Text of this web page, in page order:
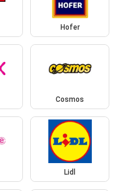
Hofer
Cosmos
Lidl